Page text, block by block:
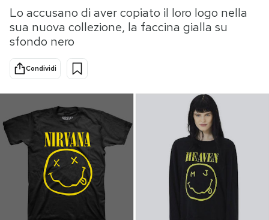
Internet
Scienza
Cultura
Economia
Sport
Storie/Idee
Ok Boomer!
Mondiali calcio 2026
PODCAST
NEWSLETTER
Lo accusano di aver copiato il loro logo nella
sua nuova collezione, la faccina gialla su
sfondo nero
Condividi